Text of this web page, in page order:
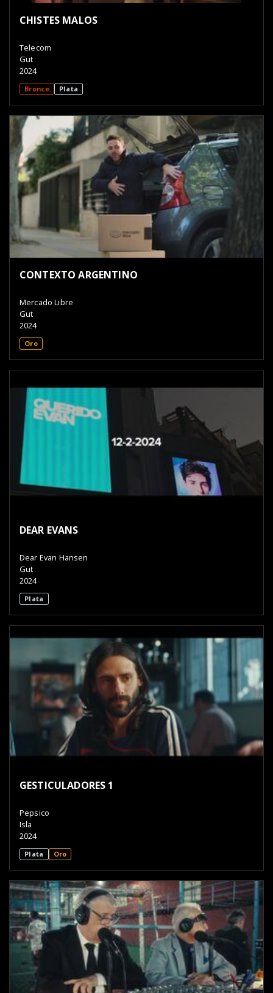
CHISTES MALOS
Telecom
Gut
2024
Bronce Plata
CONTEXTO ARGENTINO
Mercado Libre
Gut
2024
Oro
DEAR EVANS
Dear Evan Hansen
Gut
2024
Plata
GESTICULADORES 1
Pepsico
Isla
2024
Plata Oro